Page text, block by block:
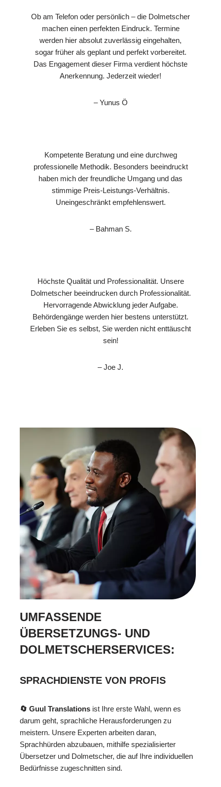
Ob am Telefon oder persönlich – die Dolmetscher
machen einen perfekten Eindruck. Termine
werden hier absolut zuverlässig eingehalten,
sogar früher als geplant und perfekt vorbereitet.
Das Engagement dieser Firma verdient höchste
Anerkennung. Jederzeit wieder!
– Yunus Ö
Kompetente Beratung und eine durchweg
professionelle Methodik. Besonders beeindruckt
haben mich der freundliche Umgang und das
stimmige Preis-Leistungs-Verhältnis.
Uneingeschränkt empfehlenswert.
– Bahman S.
Höchste Qualität und Professionalität. Unsere
Dolmetscher beeindrucken durch Professionalität.
Hervorragende Abwicklung jeder Aufgabe.
Behördengänge werden hier bestens unterstützt.
Erleben Sie es selbst, Sie werden nicht enttäuscht
sein!
– Joe J.
UMFASSENDE
ÜBERSETZUNGS- UND
DOLMETSCHERSERVICES:
SPRACHDIENSTE VON PROFIS
🔄 Guul Translations ist Ihre erste Wahl, wenn es
darum geht, sprachliche Herausforderungen zu
meistern. Unsere Experten arbeiten daran,
Sprachhürden abzubauen, mithilfe spezialisierter
Übersetzer und Dolmetscher, die auf Ihre individuellen
Bedürfnisse zugeschnitten sind.